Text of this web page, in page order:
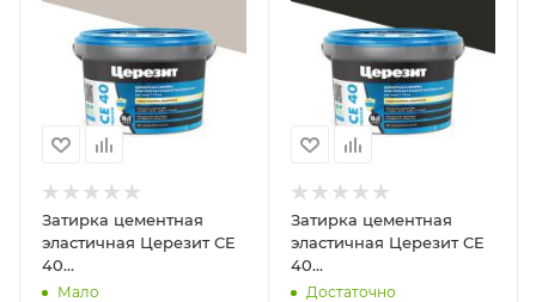
Затирка цементная
эластичная Церезит CE
40
Аквастатик/Aquastatic,
Мало
Затирка цементная
эластичная Церезит CE
40
Аквастатик/Aquastatic,
Достаточно